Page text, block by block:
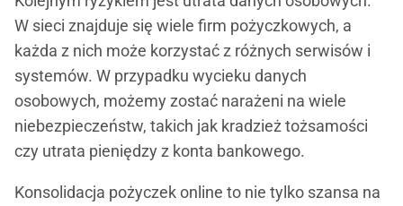
W sieci znajduje się wiele firm pożyczkowych, a
każda z nich może korzystać z różnych serwisów i
systemów. W przypadku wycieku danych
osobowych, możemy zostać narażeni na wiele
niebezpieczeństw, takich jak kradzież tożsamości
czy utrata pieniędzy z konta bankowego.
Konsolidacja pożyczek online to nie tylko szansa na